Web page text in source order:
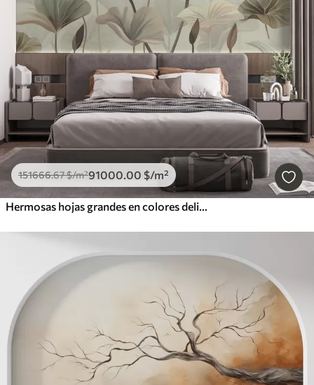
151666.67$/m²91000.00 $/m²
Hermosas hojas grandes en colores delicados